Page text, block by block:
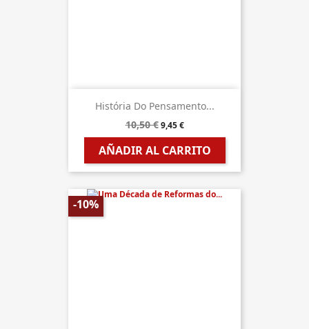
História Do Pensamento...
10,50 € 9,45 €
AÑADIR AL CARRITO
-10%